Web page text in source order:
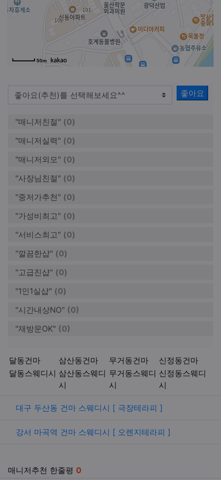
50m
좋아요
"매니저친절" (0)
"매니저실력" (0)
"매니저외모" (0)
"사장님친절" (0)
"중저가추천" (0)
"가성비최고" (0)
"서비스최고" (0)
"깔끔한샵" (0)
"고급진샵" (0)
"1인1실샵" (0)
"시간내상NO" (0)
"재방문OK" (0)
달동건마 삼산동건마 무거동건마
신정동건마
달동스웨디시 삼산동스웨디
시
무거동스웨디
시
신정동스웨디
시
키워드
관련자료
대구 두산동 건마 스웨디시 [ 극장테라피 ]
강서 마곡역 건마 스웨디시 [ 오렌지테라피 ]
매니저추천 한줄평 0